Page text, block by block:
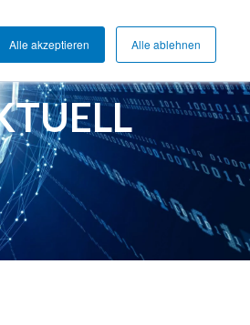
Alle akzeptieren Alle ablehnen